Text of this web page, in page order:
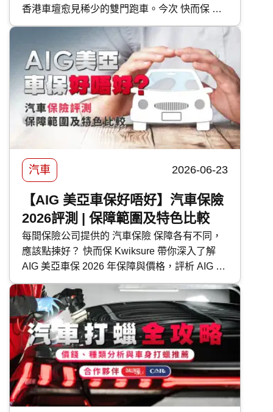
香港車壇愈見稀少的雙門跑車。今次 快而保 便
為大家逐一剖析富士 Subaru 各車型的特點。
汽車 2026-06-23
【AIG 美亞車保好唔好】汽車保險
2026評測 | 保障範圍及特色比較
每間保險公司提供的 汽車保險 保障各有不同，
應該點揀好？ 快而保 Kwiksure 帶你深入了解
AIG 美亞車保 2026 年保障與價格，評析 AIG 美
亞 汽車保險 優缺點，助你選擇最適合的車保方
案。